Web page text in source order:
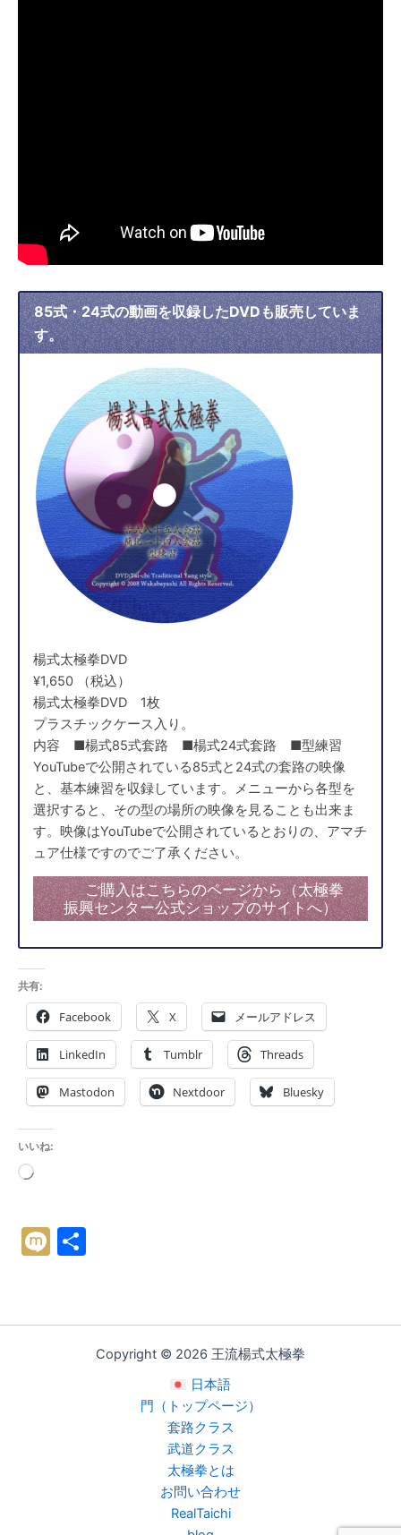
85式・24式の動画を収録したDVDも販売していま
す。
楊式太極拳DVD
¥1,650 （税込）
楊式太極拳DVD 1枚
プラスチックケース入り。
内容 ■楊式85式套路 ■楊式24式套路 ■型練習
YouTubeで公開されている85式と24式の套路の映像
と、基本練習を収録しています。メニューから各型を
選択すると、その型の場所の映像を見ることも出来ま
す。映像はYouTubeで公開されているとおりの、アマチ
ュア仕様ですのでご了承ください。
ご購入はこちらのページから（太極拳
振興センター公式ショップのサイトへ）
共有:
Facebook X メールアドレス
LinkedIn Tumblr Threads
Mastodon Nextdoor Bluesky
いいね:
読
み
中…
M
Copyright © 2026 王流楊式太極拳
日本語
門（トップページ）
套路クラス
武道クラス
太極拳とは
お問い合わせ
RealTaichi